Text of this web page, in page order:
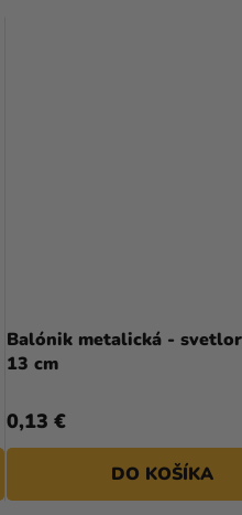
Balónik metalická - svetloružová
13 cm
0,13 €
DO KOŠÍKA